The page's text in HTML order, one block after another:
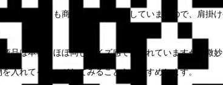
ップの長さも商品ページに記載していますので、肩掛
品は本物とほぼ同じサイズ感で作られていますが、微
入れてイメージしてみることをおすすめします。